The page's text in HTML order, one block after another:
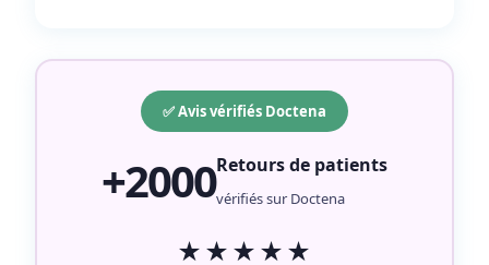
✅ Avis vérifiés Doctena
+2000Retours de patients
vérifiés sur Doctena
★★★★★